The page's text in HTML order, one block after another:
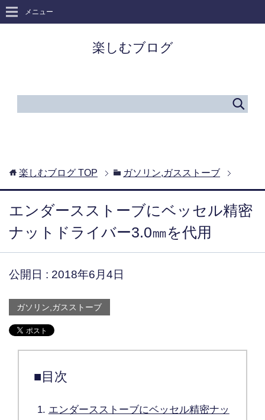
楽しむブログ
メニュー
楽しむブログ TOP ガソリン,ガスストーブ
エンダースストーブにベッセル精密
ナットドライバー3.0㎜を代用
公開日 : 2018年6月4日
ガソリン,ガスストーブ
■目次
エンダースストーブにベッセル精密ナッ